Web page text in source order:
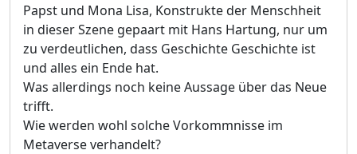
Papst und Mona Lisa, Konstrukte der Menschheit
in dieser Szene gepaart mit Hans Hartung, nur um
zu verdeutlichen, dass Geschichte Geschichte ist
und alles ein Ende hat.
Was allerdings noch keine Aussage über das Neue
trifft.
Wie werden wohl solche Vorkommnisse im
Metaverse verhandelt?